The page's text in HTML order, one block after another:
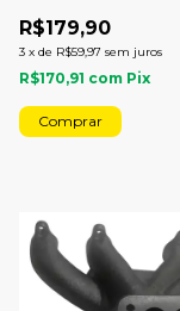
R$179,90
3 x de R$59,97 sem juros
R$170,91 com Pix